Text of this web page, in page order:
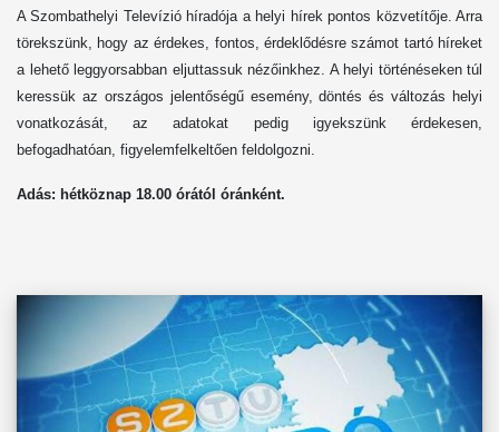
A Szombathelyi Televízió híradója a helyi hírek pontos közvetítője. Arra
törekszünk, hogy az érdekes, fontos, érdeklődésre számot tartó híreket
a lehető leggyorsabban eljuttassuk nézőinkhez. A helyi történéseken túl
keressük az országos jelentőségű esemény, döntés és változás helyi
vonatkozását, az adatokat pedig igyekszünk érdekesen,
befogadhatóan, figyelemfelkeltően feldolgozni.
Adás: hétköznap 18.00 órától óránként.